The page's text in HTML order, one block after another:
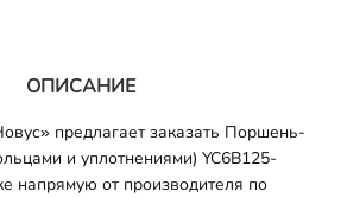
ОПИСАНИЕ
предлагает заказать Поршень-
и уплотнениями) YC6B125-
напрямую от производителя по